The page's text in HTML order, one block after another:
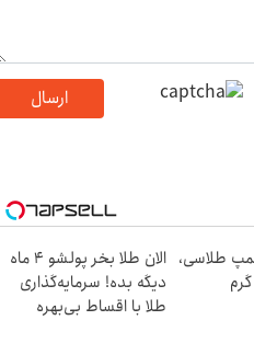
ارسال
طلاسی،
الان طلا بخر پولشو 4 ماه
دیگه بده! سرمایه‌گذاری
طلا با اقساط بی‌بهره